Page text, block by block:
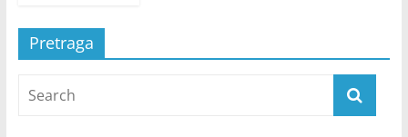
Pretraga